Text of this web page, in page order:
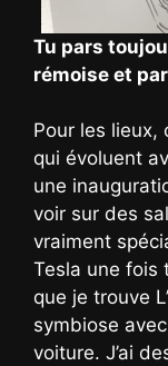
Tu pars
rémoise et
Pour les lieux,
qui évoluent
une
voir sur des
vraiment
Tesla une fois
que je trouve
symbiose
voiture. J’ai